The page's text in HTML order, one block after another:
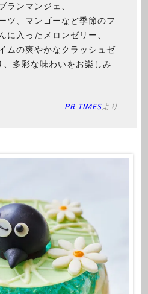
ランマンジェ、
ツ、マンゴーなど季節のフ
に入ったメロンゼリー、
ムの爽やかなクラッシュゼ
、多彩な味わいをお楽しみ
PR TIMESより